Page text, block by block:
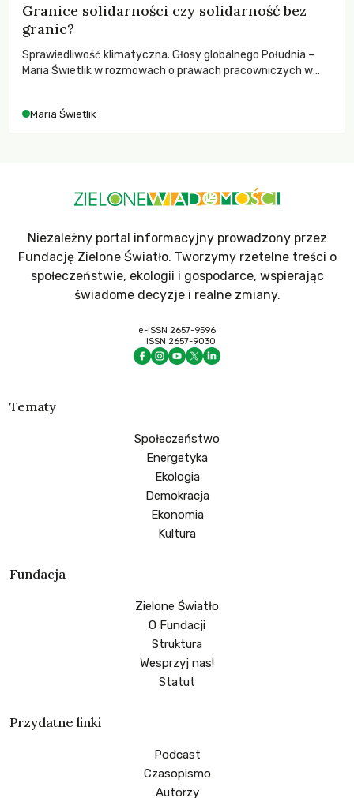
Granice solidarności czy solidarność bez
granic?
Sprawiedliwość klimatyczna. Głosy globalnego Południa –
Maria Świetlik w rozmowach o prawach pracowniczych w
Maria Świetlik
Niezależny portal informacyjny prowadzony przez
Fundację Zielone Światło. Tworzymy rzetelne treści o
społeczeństwie, ekologii i gospodarce, wspierając
świadome decyzje i realne zmiany.
e-ISSN 2657-9596
ISSN 2657-9030
Tematy
Społeczeństwo
Energetyka
Ekologia
Demokracja
Ekonomia
Kultura
Fundacja
Zielone Światło
O Fundacji
Struktura
Wesprzyj nas!
Statut
Przydatne linki
Podcast
Czasopismo
Autorzy